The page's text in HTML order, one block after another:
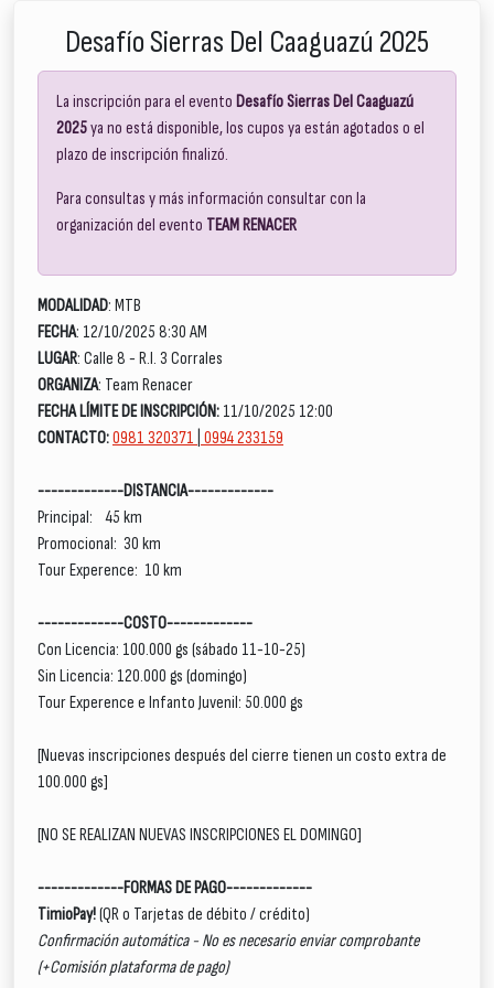
Desafío Sierras Del Caaguazú 2025
La inscripción para el evento Desafío Sierras Del Caaguazú
2025ya no está disponible, los cupos ya están agotados o el
plazo de inscripción finalizó.
Para consultas y más información consultar con la
organización del evento TEAM RENACER
MODALIDAD: MTB
FECHA: 12/10/2025 8:30 AM
LUGAR: Calle 8 - R.I. 3 Corrales
ORGANIZA: Team Renacer
FECHA LÍMITE DE INSCRIPCIÓN: 11/10/2025 12:00
CONTACTO:0981 320371 0994 233159
-------------DISTANCIA-------------
Principal: 45 km
Promocional: 30 km
Tour Experence: 10 km
-------------COSTO-------------
Con Licencia: 100.000 gs (sábado 11-10-25)
Sin Licencia: 120.000 gs (domingo)
Tour Experence e Infanto Juvenil: 50.000 gs
[Nuevas inscripciones después del cierre tienen un costo extra de
100.000 gs]
[NO SE REALIZAN NUEVAS INSCRIPCIONES EL DOMINGO]
-------------FORMAS DE PAGO-------------
TimioPay!(QR o Tarjetas de débito / crédito)
Confirmación automática - No es necesario enviar comprobante
(+Comisión plataforma de pago)